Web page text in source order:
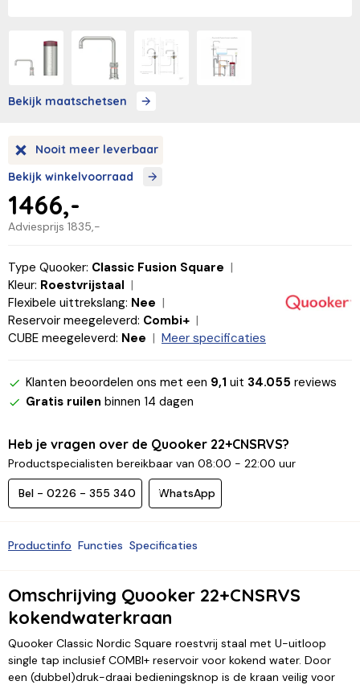
Bekijk maatschetsen
Nooit meer leverbaar
Bekijk winkelvoorraad
Adviesprijs 1835,-
1466,-
Type Quooker: Classic Fusion Square
Kleur: Roestvrijstaal
Flexibele uittrekslang: Nee
Reservoir meegeleverd: Combi+
CUBE meegeleverd: Nee Meer specificaties
Klanten beoordelen ons met een 9,1 uit 34.055 reviews
Gratis ruilen binnen 14 dagen
Heb je vragen over de Quooker 22+CNSRVS?
Productspecialisten bereikbaar van 08:00 - 22:00 uur
Bel - 0226 - 355 340 WhatsApp
Productinfo Functies Specificaties
Omschrijving Quooker 22+CNSRVS
kokendwaterkraan
Quooker Classic Nordic Square roestvrij staal met U-uitloop
single tap inclusief COMBI+ reservoir voor kokend water. Door
een (dubbel)druk-draai bedieningsknop is de kraan veilig voor